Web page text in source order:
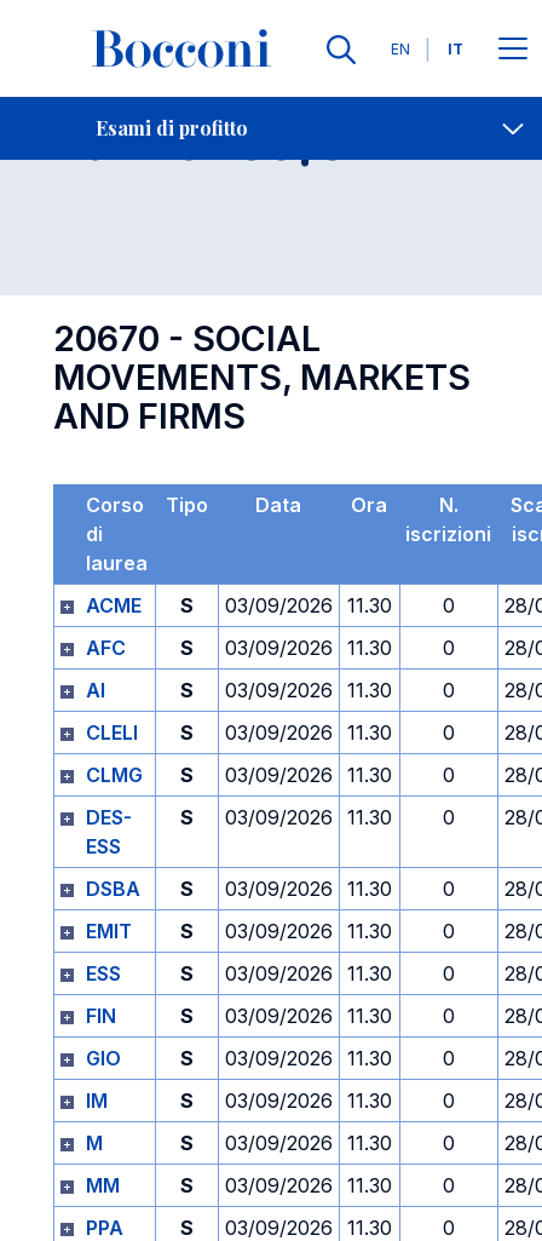
Lingue
EN IT
Esami di profitto
Contatti
Esame 20670 Open
20670 - SOCIAL
MOVEMENTS, MARKETS
AND FIRMS
Corso
di
laurea
Tipo Data Ora
N.
iscrizioni
ACME S 03/09/2026 11.30 0
28/
AFC
S 03/09/2026 11.30 0
28/
AI
S 03/09/2026 11.30 0
28/
CLELI
S 03/09/2026 11.30 0
28/
CLMG
S 03/09/2026 11.30 0
28/
DES-
ESS
S 03/09/2026 11.30 0 28/
DSBA S 03/09/2026 11.30 0
28/
EMIT
S 03/09/2026 11.30 0
28/
ESS
S 03/09/2026 11.30 0
28/
FIN
S 03/09/2026 11.30 0
28/
GIO
S 03/09/2026 11.30 0
28/
IM
S 03/09/2026 11.30 0
28/
M
S 03/09/2026 11.30 0
28/
MM
S 03/09/2026 11.30 0
28/
PPA
S 03/09/2026 11.30 0
28/